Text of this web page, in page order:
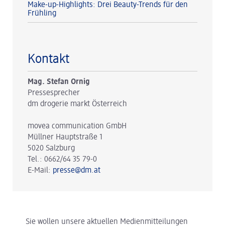
Make-up-Highlights: Drei Beauty-Trends für den
Frühling
Kontakt
Mag. Stefan Ornig
Pressesprecher
dm drogerie markt Österreich
movea communication GmbH
Müllner Hauptstraße 1
5020 Salzburg
Tel.: 0662/64 35 79-0
E-Mail: presse@dm.at
Sie wollen unsere aktuellen Medienmitteilungen